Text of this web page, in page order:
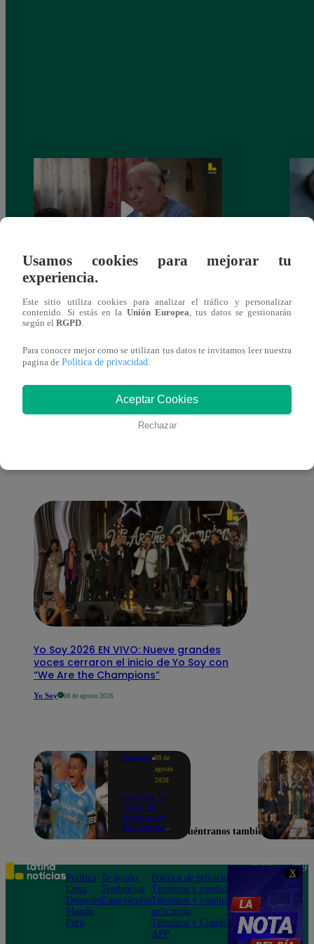
X
toma una difícil decisión por el futuro de
sus nietos!
También te puede
Yo Soy 2026 EN VIVO: Nueve grandes
voces cerraron el inicio de Yo Soy con
“We Are the Champions”
Yo Soy 08 de agosto 2026
Deportes 08 de
agosto
2026
Partidos y
tabla de
posiciones
del Torneo
en la fecha 4
Usamos cookies para mejorar tu
experiencia.
Este sitio utiliza cookies para analizar el tráfico y personalizar
contenido. Si estás en la Unión Europea , tus datos se gestionarán
según el RGPD
Para conocer mejor como se utilizan tus datos te invitamos leer nuestra
pagina de Política de privacidad
Aceptar Cookies
Rechazar
Encuéntranos también en
Política
Lima
Deportes
Mundo
Perú
Te ayudo
Tendencias
Espectáculos
Política de privacidad
Términos y condiciones
Términos y condiciones
aplicación
Términos y Condiciones
APP
Teléfono: 219
Av. San
Felipe 968
Jesús María